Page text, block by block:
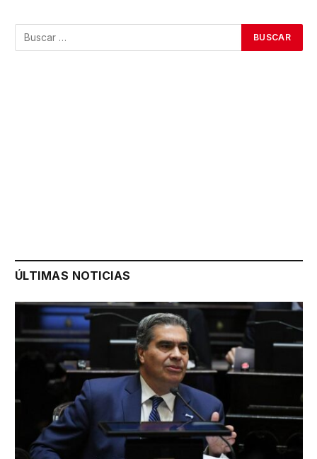
ÚLTIMAS NOTICIAS